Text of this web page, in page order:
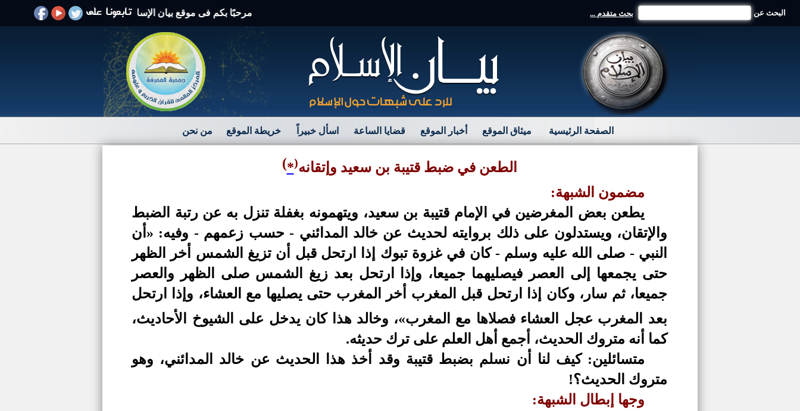
مرحبًا بكم فى موقع بيان الإسلام الرد على الافتراءات والشبهات بحث متقدم ... البحث عن
الصفحة الرئيسية ميثاق الموقع أخبار الموقع قضايا الساعة اسأل خبيراً خريطة الموقع من نحن
الطعن في ضبط قتيبة بن سعيد وإتقانه(
*
)
مضمون الشبهة:
يطعن بعض المغرضين في الإمام قتيبة بن سعيد، ويتهمونه بغفلة تنزل به عن رتبة الضبط
والإتقان، ويستدلون على ذلك بروايته لحديث عن خالد المدائني - حسب زعمهم - وفيه: «أن
النبي - صلى الله عليه وسلم - كان في غزوة تبوك إذا ارتحل قبل أن تزيغ الشمس أخر الظهر
حتى يجمعها إلى العصر فيصليهما جميعا، وإذا ارتحل بعد زيغ الشمس صلى الظهر والعصر
جميعا، ثم سار، وكان إذا ارتحل قبل المغرب أخر المغرب حتى يصليها مع العشاء، وإذا ارتحل
بعد المغرب عجل العشاء فصلاها مع المغرب»، وخالد هذا كان يدخل على الشيوخ الأحاديث،
كما أنه متروك الحديث، أجمع أهل العلم على ترك حديثه.
متسائلين: كيف لنا أن نسلم بضبط قتيبة وقد أخذ هذا الحديث عن خالد المدائني، وهو
متروك الحديث؟!
وجها إبطال الشبهة: